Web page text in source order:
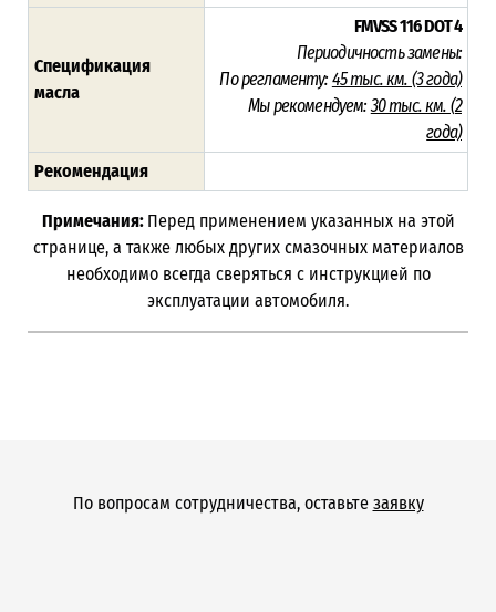
Спецификация
масла
FMVSS 116DOT 4
Периодичность замены:
По регламенту: 45 тыс. км. (3 года)
Мы рекомендуем:30 тыс. км. (2
года)
Рекомендация
Примечания: Перед применением указанных на этой
странице, а также любых других смазочных материалов
необходимо всегда сверяться с инструкцией по
эксплуатации автомобиля.
По вопросам сотрудничества, оставьте заявку